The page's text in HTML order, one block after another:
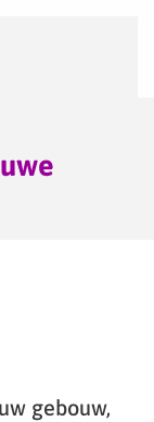
gebouw,